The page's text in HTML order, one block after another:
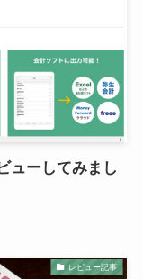
ューしてみまし
レビュー記事